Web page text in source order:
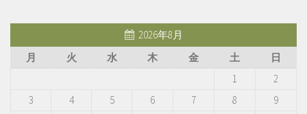
2026年8月
月
火 水 木 金 土 日
1
2
3
4 5 6 7 8
9